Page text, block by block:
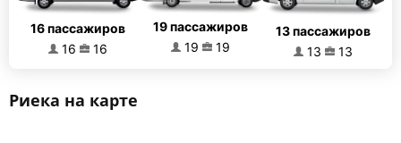
16 пассажиров
16
16
19 пассажиров
19
19
13 пассажиров
13
13
Риека на карте